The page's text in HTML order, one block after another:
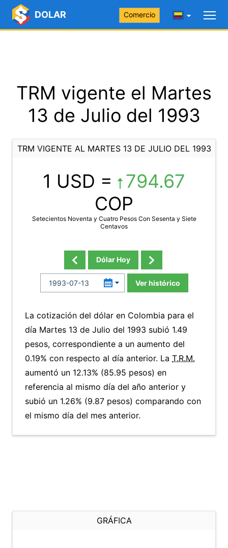
DOLAR Comercio
TRM vigente el Martes
13 de Julio del 1993
TRM VIGENTE AL MARTES 13 DE JULIO DEL 1993
1 USD =
794.67
COP
Setecientos Noventa y Cuatro Pesos Con Sesenta y Siete
Centavos
Dólar Hoy
Ver histórico
La cotización del dólar en Colombia para el
día Martes 13 de Julio del 1993 subió 1.49
pesos, correspondiente a un aumento del
0.19% con respecto al día anterior. La T.R.M.
aumentó un 12.13% (85.95 pesos) en
referencia al mismo día del año anterior y
subió un 1.26% (9.87 pesos) comparando con
el mismo día del mes anterior.
GRÁFICA